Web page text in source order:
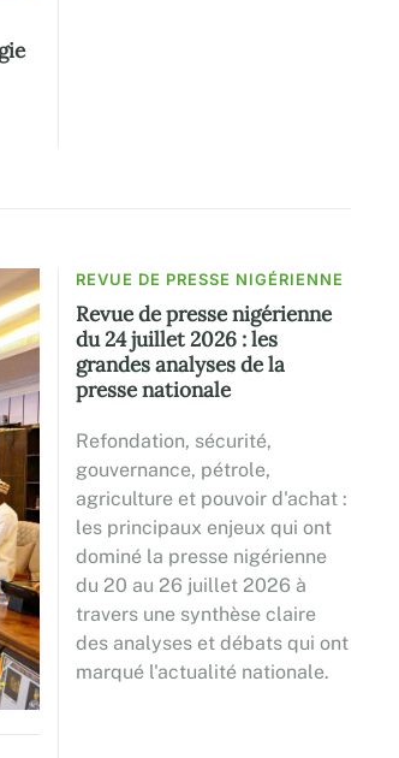
REVUE DE PRESSE NIGÉRIENNE
Revue de presse nigérienne
du 24 juillet 2026 : les
grandes analyses de la
presse nationale
Refondation, sécurité,
gouvernance, pétrole,
agriculture et pouvoir d'achat :
les principaux enjeux qui ont
dominé la presse nigérienne
du 20 au 26 juillet 2026 à
travers une synthèse claire
des analyses et débats qui ont
marqué l'actualité nationale.